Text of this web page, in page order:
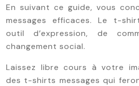
En suivant ce guide, vous
messages efficaces. Le t-
outil d’expression, de
changement social.
Laissez libre cours à votre
des t-shirts messages qui